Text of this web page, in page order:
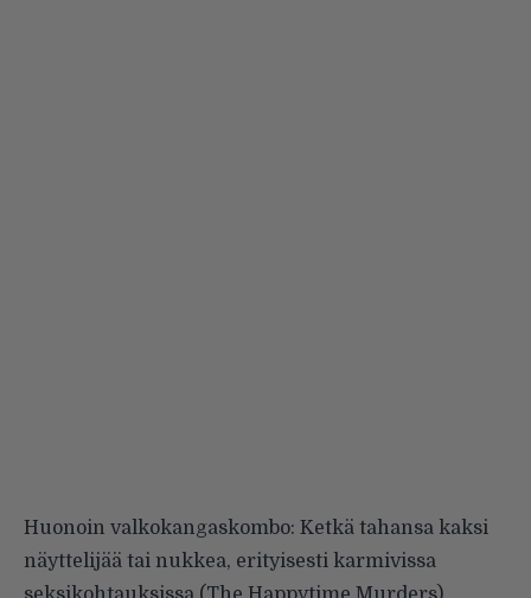
Huonoin valkokangaskombo: Ketkä tahansa kaksi
näyttelijää tai nukkea, erityisesti karmivissa